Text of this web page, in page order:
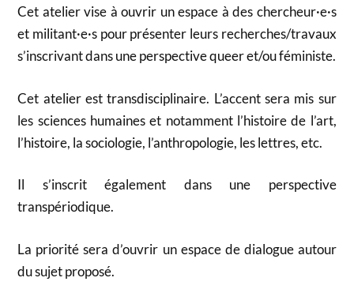
Cet atelier vise à ouvrir un espace à des chercheur·e·s
et militant·e·s pour présenter leurs recherches/travaux
s’inscrivant dans une perspective queer et/ou féministe.
Cet atelier est transdisciplinaire. L’accent sera mis sur
les sciences humaines et notamment l’histoire de l’art,
l’histoire, la sociologie, l’anthropologie, les lettres, etc.
Il s’inscrit également dans une perspective
transpériodique.
La priorité sera d’ouvrir un espace de dialogue autour
du sujet proposé.